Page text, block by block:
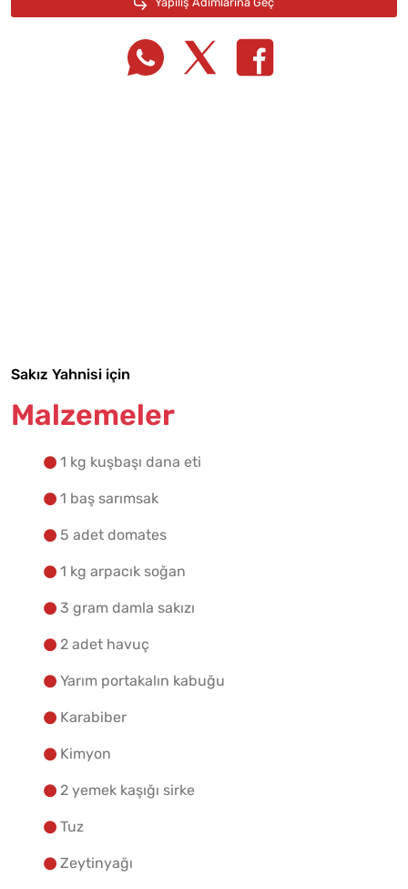
Sakız Yahnisi için
Malzemeler
1 kg kuşbaşı dana eti
1 baş sarımsak
5 adet domates
1 kg arpacık soğan
3 gram damla sakızı
2 adet havuç
Yarım portakalın kabuğu
Karabiber
Kimyon
2 yemek kaşığı sirke
Tuz
Zeytinyağı